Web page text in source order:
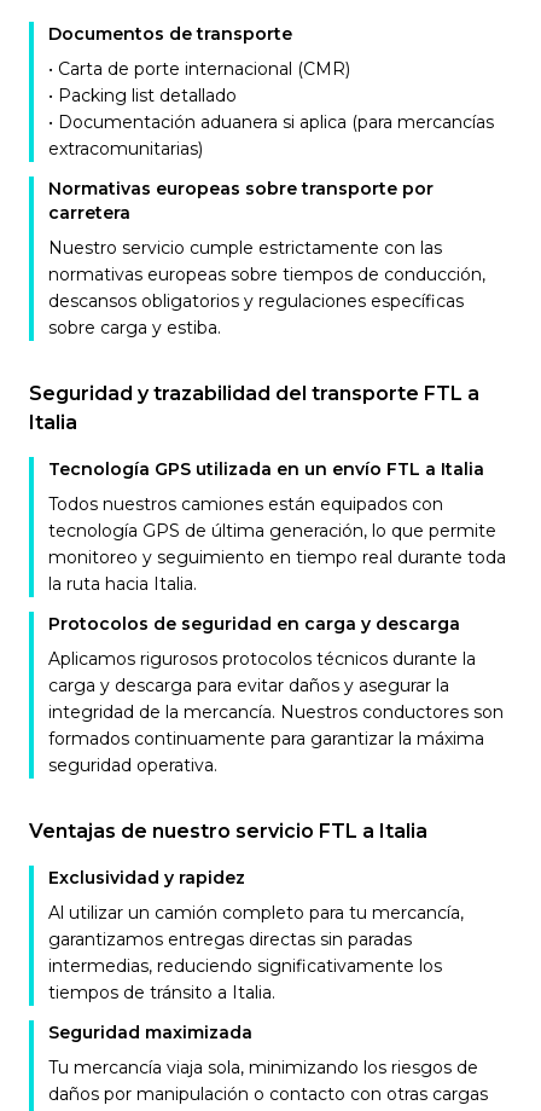
Documentos de transporte
• Carta de porte internacional (CMR)
• Packing list detallado
• Documentación aduanera si aplica (para mercancías
extracomunitarias)
Normativas europeas sobre transporte por
carretera
Nuestro servicio cumple estrictamente con las
normativas europeas sobre tiempos de conducción,
descansos obligatorios y regulaciones específicas
sobre carga y estiba.
Seguridad y trazabilidad del transporte FTL a
Italia
Tecnología GPS utilizada en un envío FTL a Italia
Todos nuestros camiones están equipados con
tecnología GPS de última generación, lo que permite
monitoreo y seguimiento en tiempo real durante toda
la ruta hacia Italia.
Protocolos de seguridad en carga y descarga
Aplicamos rigurosos protocolos técnicos durante la
carga y descarga para evitar daños y asegurar la
integridad de la mercancía. Nuestros conductores son
formados continuamente para garantizar la máxima
seguridad operativa.
Ventajas de nuestro servicio FTL a Italia
Exclusividad y rapidez
Al utilizar un camión completo para tu mercancía,
garantizamos entregas directas sin paradas
intermedias, reduciendo significativamente los
tiempos de tránsito a Italia.
Seguridad maximizada
Tu mercancía viaja sola, minimizando los riesgos de
daños por manipulación o contacto con otras cargas